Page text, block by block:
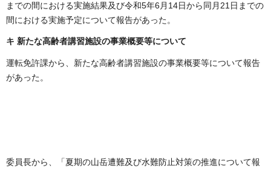
までの間における実施結果及び令和5年6月14日から同月21日までの
間における実施予定について報告があった。
キ 新たな高齢者講習施設の事業概要等について
運転免許課から、新たな高齢者講習施設の事業概要等について報告
があった。
委員長から、「夏期の山岳遭難及び水難防止対策の推進について報